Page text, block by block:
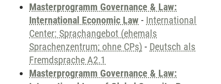
Masterprogramm Governance & Law:
International Economic Law - International
Center: Sprachangebot (ehemals
Sprachenzentrum; ohne CPs) - Deutsch als
Fremdsprache A2.1
Masterprogramm Governance & Law: